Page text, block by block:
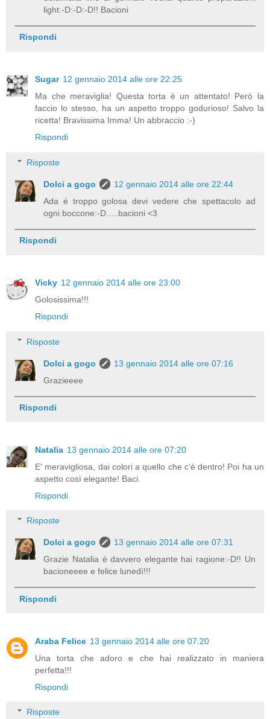
light:-D:-D:-D!! Bacioni
Rispondi
Sugar 12 gennaio 2014 alle ore 22:25
Ma che meraviglia! Questa torta è un attentato! Però la
faccio lo stesso, ha un aspetto troppo godurioso! Salvo la
ricetta! Bravissima Imma! Un abbraccio :-)
Rispondi
Risposte
Dolci a gogo
12 gennaio 2014 alle ore 22:44
Ada é troppo golosa devi vedere che spettacolo ad
ogni boccone:-D.....bacioni <3
Rispondi
Vicky 12 gennaio 2014 alle ore 23:00
Golosissima!!!
Rispondi
Risposte
Dolci a gogo
13 gennaio 2014 alle ore 07:16
Grazieeee
Rispondi
Natalia 13 gennaio 2014 alle ore 07:20
E' meravigliosa, dai colori a quello che c'è dentro! Poi ha un
aspetto così elegante! Baci.
Rispondi
Risposte
Dolci a gogo
13 gennaio 2014 alle ore 07:31
Grazie Natalia é davvero elegante hai ragione:-D!! Un
bacioneeee e felice lunedì!!!
Rispondi
Araba Felice 13 gennaio 2014 alle ore 07:20
Una torta che adoro e che hai realizzato in maniera
perfetta!!!
Rispondi
Risposte